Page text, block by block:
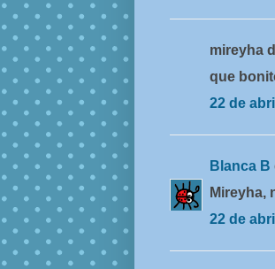
mireyha
que
22 de
Blanca B
Mireyha,
22 de